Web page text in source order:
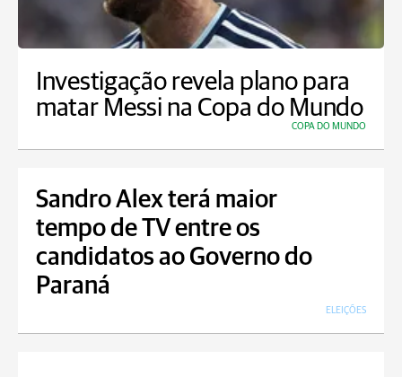
Investigação revela plano para
matar Messi na Copa do Mundo
COPA DO MUNDO
Sandro Alex terá maior
tempo de TV entre os
candidatos ao Governo do
Paraná
ELEIÇÕES